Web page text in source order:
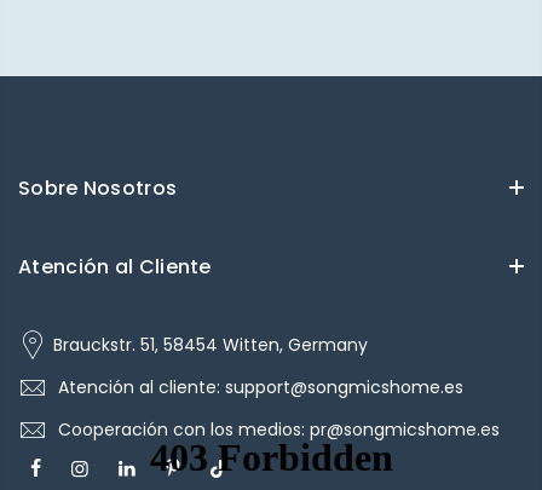
Sobre Nosotros
Atención al Cliente
Brauckstr. 51, 58454 Witten, Germany
Atención al cliente: support@songmicshome.es
Cooperación con los medios: pr@songmicshome.es